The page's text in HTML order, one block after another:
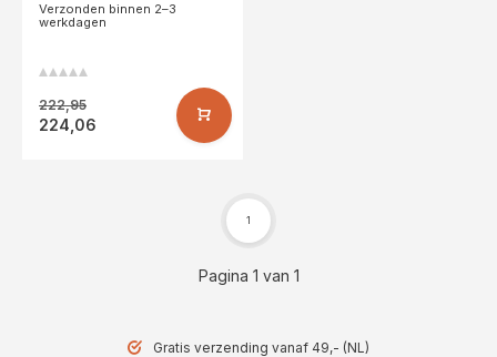
Verzonden binnen 2–3
werkdagen
222,95
224,06
Pagina 1 van 1
1
Gratis verzending vanaf 49,- (NL)